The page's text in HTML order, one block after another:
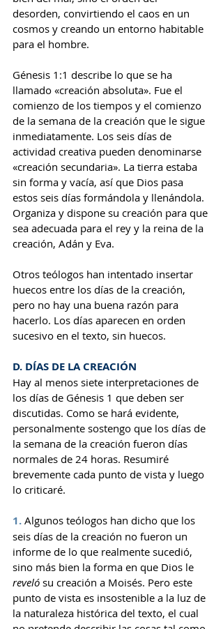
desorden, convirtiendo el caos en un
cosmos y creando un entorno habitable
para el hombre.
Génesis 1:1 describe lo que se ha
llamado «creación absoluta». Fue el
comienzo de los tiempos y el comienzo
de la semana de la creación que le sigue
inmediatamente. Los seis días de
actividad creativa pueden denominarse
«creación secundaria». La tierra estaba
sin forma y vacía, así que Dios pasa
estos seis días formándola y llenándola.
Organiza y dispone su creación para que
sea adecuada para el rey y la reina de la
creación, Adán y Eva.
Otros teólogos han intentado insertar
huecos entre los días de la creación,
pero no hay una buena razón para
hacerlo. Los días aparecen en orden
sucesivo en el texto, sin huecos.
D. DÍAS DE LA CREACIÓN
Hay al menos siete interpretaciones de
los días de Génesis 1 que deben ser
discutidas. Como se hará evidente,
personalmente sostengo que los días de
la semana de la creación fueron días
normales de 24 horas. Resumiré
brevemente cada punto de vista y luego
lo criticaré.
1. Algunos teólogos han dicho que los
seis días de la creación no fueron un
informe de lo que realmente sucedió,
sino más bien la forma en que Dios le
reveló su creación a Moisés. Pero este
punto de vista es insostenible a la luz de
la naturaleza histórica del texto, el cual